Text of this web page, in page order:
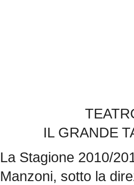
IL GRANDE
La Stagione 2010/
Manzoni, sotto la